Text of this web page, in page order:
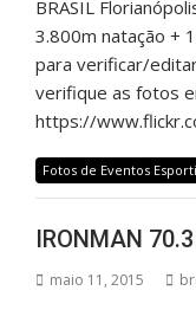
BRASIL
3.800m natação +
para verificar/
verifique as fotos
https://
Fotos de Eventos
IRONMAN
maio 11, 2015